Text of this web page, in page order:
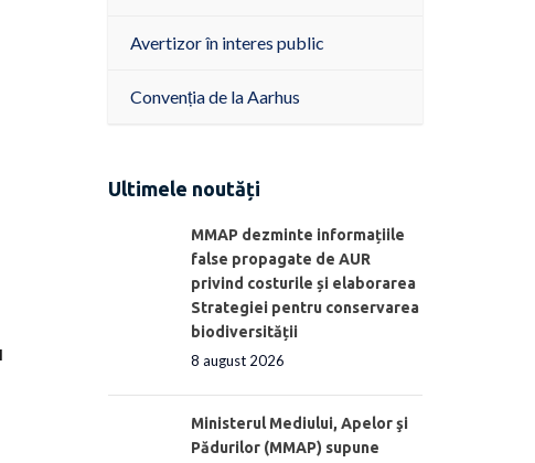
Avertizor în interes public
Convenția de la Aarhus
Ultimele noutăți
MMAP dezminte informațiile
false propagate de AUR
privind costurile și elaborarea
Strategiei pentru conservarea
biodiversității
8 august 2026
Ministerul Mediului, Apelor şi
Pădurilor (MMAP) supune